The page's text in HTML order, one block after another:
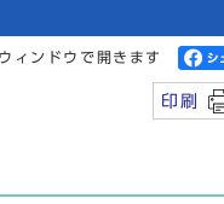
ィンドウで開きます
印刷